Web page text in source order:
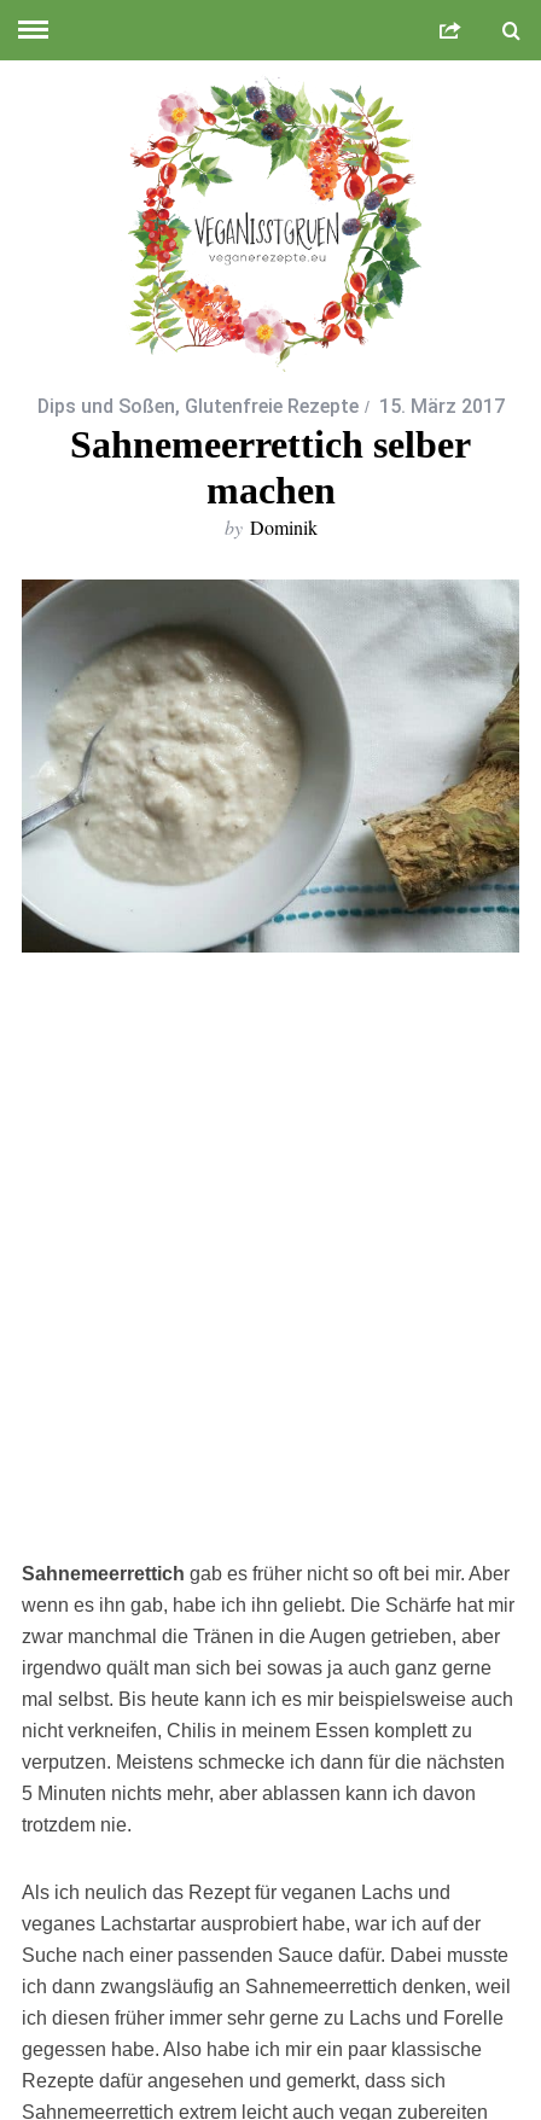
Dips und Soßen, Glutenfreie Rezepte 15. März 2017
Sahnemeerrettich selber
machen
by Dominik
Sahnemeerrettich gab es früher nicht so oft bei mir. Aber
wenn es ihn gab, habe ich ihn geliebt. Die Schärfe hat mir
zwar manchmal die Tränen in die Augen getrieben, aber
irgendwo quält man sich bei sowas ja auch ganz gerne
mal selbst. Bis heute kann ich es mir beispielsweise auch
nicht verkneifen, Chilis in meinem Essen komplett zu
verputzen. Meistens schmecke ich dann für die nächsten
5 Minuten nichts mehr, aber ablassen kann ich davon
trotzdem nie.
Als ich neulich das Rezept für veganen Lachs und
veganes Lachstartar ausprobiert habe, war ich auf der
Suche nach einer passenden Sauce dafür. Dabei musste
ich dann zwangsläufig an Sahnemeerrettich denken, weil
ich diesen früher immer sehr gerne zu Lachs und Forelle
gegessen habe. Also habe ich mir ein paar klassische
Rezepte dafür angesehen und gemerkt, dass sich
Sahnemeerrettich extrem leicht auch vegan zubereiten